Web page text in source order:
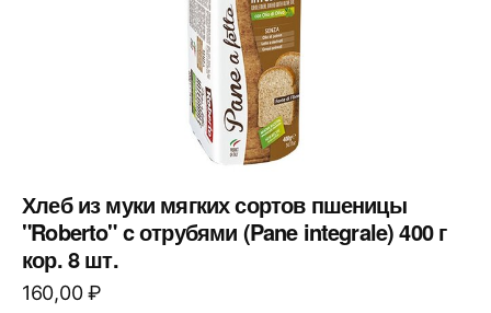
Хлеб из муки мягких сортов пшеницы
"Roberto" c отрубями (Pane integrale) 400 г
кор. 8 шт.
160,00₽